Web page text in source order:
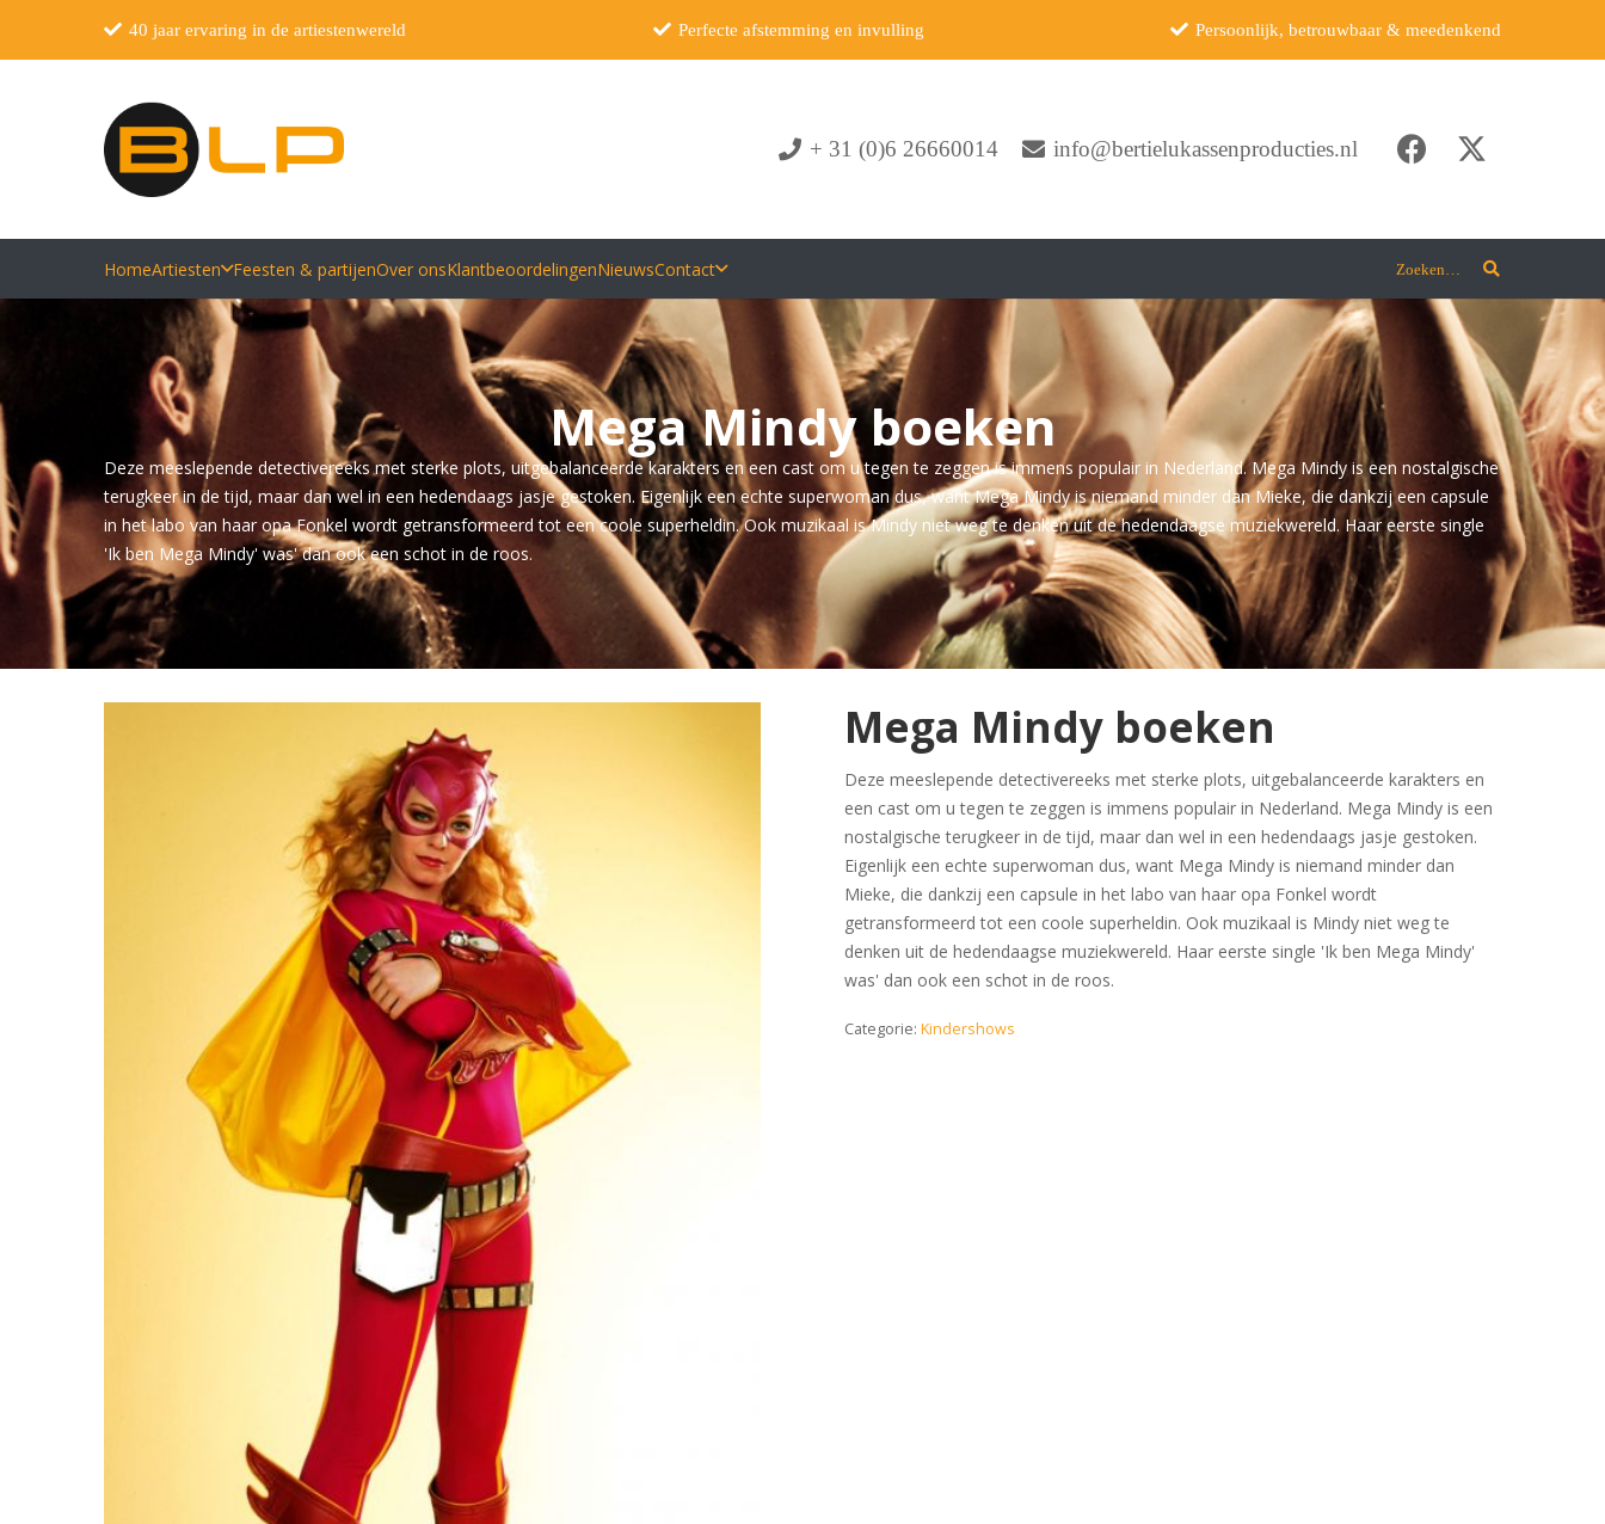
40 jaar ervaring in de artiestenwereld Perfecte afstemming en invulling Persoonlijk, betrouwbaar & meedenkend
+ 31 (0)6 26660014 info@bertielukassenproducties.nl
HomeArtiesten Feesten & partijenOver onsKlantbeoordelingenNieuwsContact Zoeken…
Mega Mindy boeken
Deze meeslepende detectivereeks met sterke plots, uitgebalanceerde karakters en een cast om u tegen te zeggen is immens populair in Nederland. Mega Mindy is een nostalgische
terugkeer in de tijd, maar dan wel in een hedendaags jasje gestoken. Eigenlijk een echte superwoman dus, want Mega Mindy is niemand minder dan Mieke, die dankzij een capsule
in het labo van haar opa Fonkel wordt getransformeerd tot een coole superheldin. Ook muzikaal is Mindy niet weg te denken uit de hedendaagse muziekwereld. Haar eerste single
'Ik ben Mega Mindy' was' dan ook een schot in de roos.
Mega Mindy boeken
Deze meeslepende detectivereeks met sterke plots, uitgebalanceerde karakters en
een cast om u tegen te zeggen is immens populair in Nederland. Mega Mindy is een
nostalgische terugkeer in de tijd, maar dan wel in een hedendaags jasje gestoken.
Eigenlijk een echte superwoman dus, want Mega Mindy is niemand minder dan
Mieke, die dankzij een capsule in het labo van haar opa Fonkel wordt
getransformeerd tot een coole superheldin. Ook muzikaal is Mindy niet weg te
denken uit de hedendaagse muziekwereld. Haar eerste single 'Ik ben Mega Mindy'
was' dan ook een schot in de roos.
Categorie:Kindershows